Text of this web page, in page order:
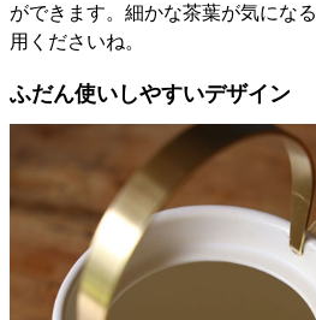
ができます。細かな茶葉が気にな
用くださいね。
ふだん使いしやすいデザイン